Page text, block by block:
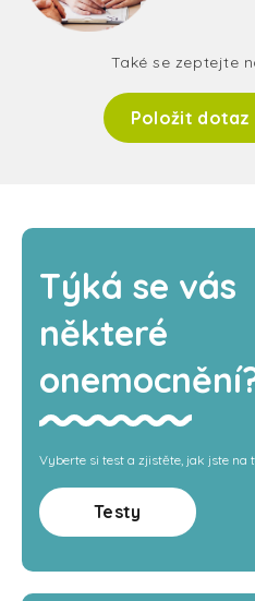
Také se zeptejte
Položit dotaz
Týká se vás
některé
Vyberte si test a zjistěte, jak jste na
Testy